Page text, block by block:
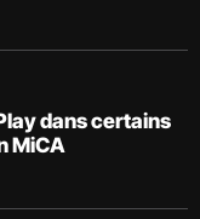
dans certains
MiCA